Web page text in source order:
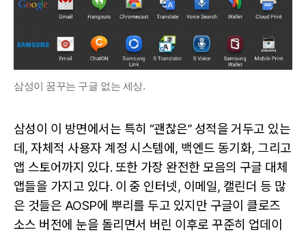
삼성이 꿈꾸는 구글 없는 세상.
삼성이 이 방면에서는 특히 “괜찮은” 성적을 거두고 있는
데, 자체적 사용자 계정 시스템에, 백엔드 동기화, 그리고
앱 스토어까지 있다. 또한 가장 완전한 모음의 구글 대체
앱들을 가지고 있다. 이 중 인터넷, 이메일, 캘린더 등 많
은 것들은 AOSP에 뿌리를 두고 있지만 구글이 클로즈
소스 버전에 눈을 돌리면서 버린 이후로 꾸준히 업데이